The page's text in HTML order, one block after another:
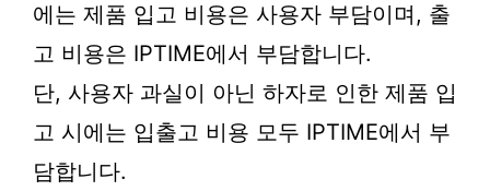
에는 제품 입고 비용은 사용자 부담이며, 출
고 비용은 IPTIME에서 부담합니다.
단, 사용자 과실이 아닌 하자로 인한 제품 입
고 시에는 입출고 비용 모두 IPTIME에서 부
담합니다.